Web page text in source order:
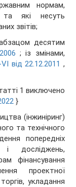
нормам,
та які несуть
звітів;
десятим
; із змінами,
від 22.12.2011 ,
1 виключено
}
(інжиніринг)
та технічного
попередніх
і досліджень,
фінансування
проектної
укладання